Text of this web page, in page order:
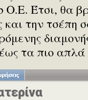
Ο.Ε. Έτσι, θα
και την τσέπη
τα πιο